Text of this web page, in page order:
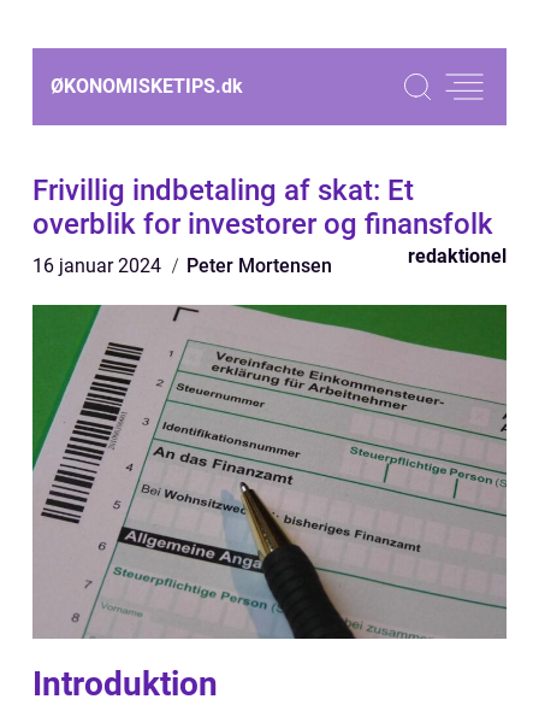
ØKONOMISKETIPS.dk
Frivillig indbetaling af skat: Et
overblik for investorer og finansfolk
16 januar 2024 Peter Mortensen redaktionel
Introduktion